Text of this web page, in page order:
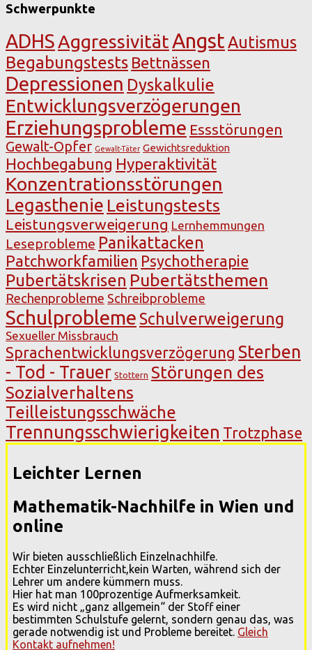
Schwerpunkte
ADHSAggressivitätAngstAutismus
Begabungstests Bettnässen
Depressionen Dyskalkulie
Entwicklungsverzögerungen
Erziehungsprobleme Essstörungen
Gewalt-Opfer Gewalt-Täter Gewichtsreduktion
Hochbegabung Hyperaktivität
Konzentrationsstörungen
Legasthenie Leistungstests
Leistungsverweigerung Lernhemmungen
Leseprobleme Panikattacken
Patchworkfamilien Psychotherapie
Pubertätskrisen Pubertätsthemen
Rechenprobleme Schreibprobleme
SchulproblemeSchulverweigerung
Sexueller Missbrauch
Sprachentwicklungsverzögerung Sterben
- Tod - Trauer Stottern Störungen des
Sozialverhaltens
Teilleistungsschwäche
Trennungsschwierigkeiten Trotzphase
Leichter Lernen
Mathematik-Nachhilfe in Wien und
online
Wir bieten ausschließlich Einzelnachhilfe.
Echter Einzelunterricht,kein Warten, während sich der
Lehrer um andere kümmern muss.
Hier hat man 100prozentige Aufmerksamkeit.
Es wird nicht „ganz allgemein“ der Stoff einer
bestimmten Schulstufe gelernt, sondern genau das, was
gerade notwendig ist und Probleme bereitet. Gleich
Kontakt aufnehmen!